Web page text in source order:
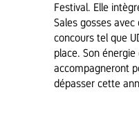
Festival. Elle
Sales gosses
concours tel que
place. Son
accompagneront
dépasser cette